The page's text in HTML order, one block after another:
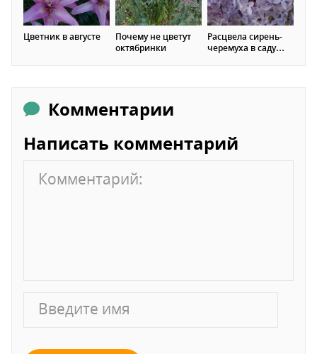
Цветник в августе
Почему не цветут
октябринки
Расцвела сирень-
черемуха в саду…
Комментарии
Написать комментарий